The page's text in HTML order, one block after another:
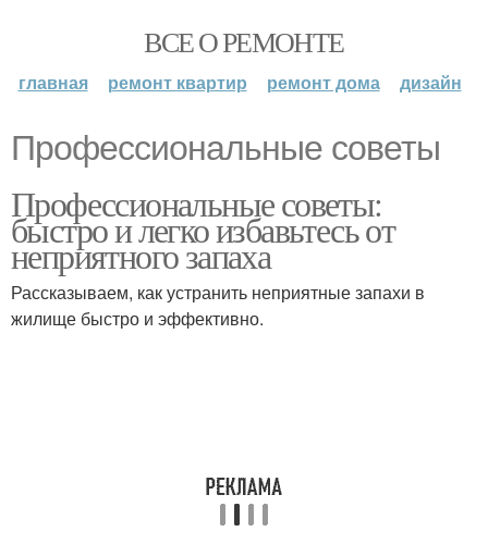
ВСЕ О РЕМОНТЕ
главная ремонт квартир ремонт дома дизайн
Профессиональные советы
Профессиональные советы:
быстро и легко избавьтесь от
неприятного запаха
Рассказываем, как устранить неприятные запахи в
жилище быстро и эффективно.